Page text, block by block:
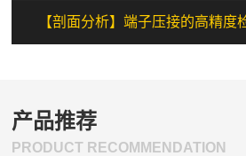
【剖面分析】端子压接的高精度
产品推荐
PRODUCT RECOMMENDATION